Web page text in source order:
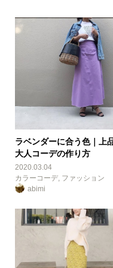
ラベンダーに合う色｜上
大人コーデの作り方
2020.03.04
カラーコーデ, ファッション
abimi